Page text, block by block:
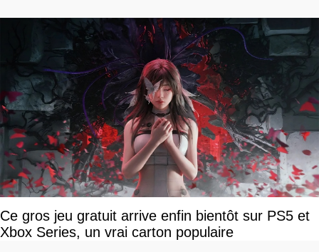
Ce gros jeu gratuit arrive enfin bientôt sur PS5 et
Xbox Series, un vrai carton populaire